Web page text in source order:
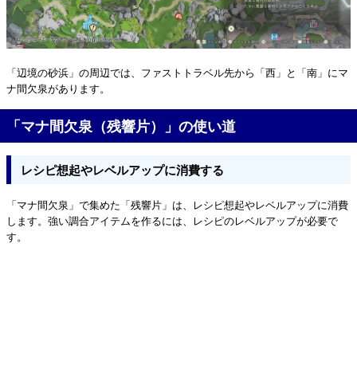
「辺境の砂浜」の周辺では、ファストトラベル先から「西」と「南」にマ
ナ間欠泉があります。
「マナ間欠泉（残響片）」の使い道
レシピ想起やレベルアップに消費する
「マナ間欠泉」で集めた「残響片」は、レシピ想起やレベルアップに消費
します。強い調合アイテムを作るには、レシピのレベルアップが必要で
す。